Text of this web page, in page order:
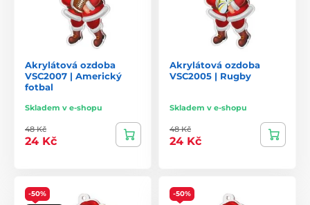
Akrylátová ozdoba
VSC2007 | Americký
fotbal
Skladem v e-shopu
48 Kč
24 Kč
Akrylátová ozdoba
VSC2005 | Rugby
Skladem v e-shopu
48 Kč
24 Kč
-50%
-50%